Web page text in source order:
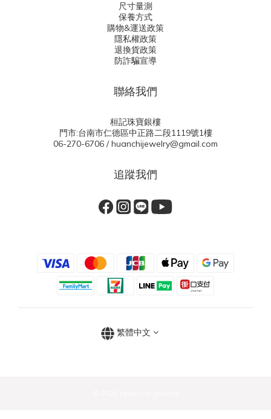
尺寸量測
保養方式
購物&運送政策
隱私權政策
退換貨政策
防詐騙宣導
聯絡我們
桓記珠寶銀樓
門市:台南市仁德區中正路二段1119號1樓
06-270-6706 / huanchijewelry@gmail.com
追蹤我們
繁體中文